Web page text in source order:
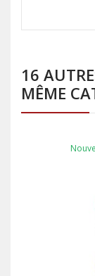
16
MÊME